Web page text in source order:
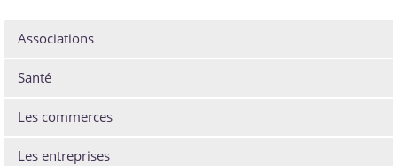
Associations
Santé
Les commerces
Les entreprises